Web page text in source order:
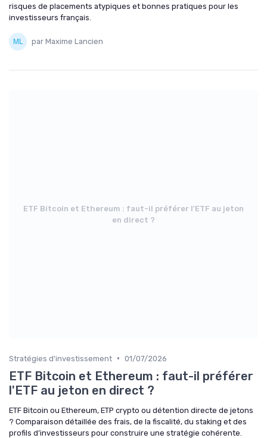
risques de placements atypiques et bonnes pratiques pour les
investisseurs français.
par Maxime Lancien
ETF Bitcoin et Ethereum : faut-il préférer l'ETF au jeton
en direct ?
Stratégies d'investissement • 01/07/2026
ETF Bitcoin et Ethereum : faut-il préférer
l'ETF au jeton en direct ?
ETF Bitcoin ou Ethereum, ETP crypto ou détention directe de jetons
? Comparaison détaillée des frais, de la fiscalité, du staking et des
profils d’investisseurs pour construire une stratégie cohérente.